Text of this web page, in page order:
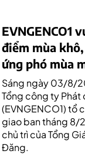
EVNGENCO1
điểm mùa
ứng phó mùa
Sáng ngày 03/8/
Tổng công ty Phát
(EVNGENCO1) tổ
giao ban tháng 8/
chủ trì của Tổng
Đăng.